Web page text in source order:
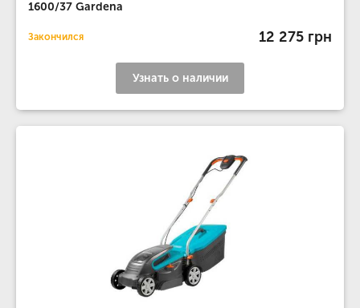
1600/37 Gardena
Закончился 12 275 грн
Узнать о наличии